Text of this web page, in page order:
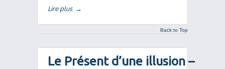
Lire plus →
Back to Top
Le Présent d’une illusion –